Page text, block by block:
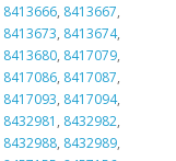
8413666, 8413667,
8413673, 8413674,
8413680, 8417079,
8417086, 8417087,
8417093, 8417094,
8432981 , 8432982,
8432988, 8432989,